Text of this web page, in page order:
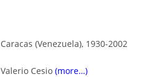
Caracas (Venezuela), 1930-2002
Valerio Cesio (more…)